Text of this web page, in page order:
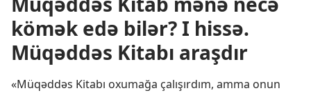
kömək edə bilər? I hissə.
Müqəddəs Kitabı araşdır
«Müqəddəs Kitabı oxumağa çalışırdım, amma onun